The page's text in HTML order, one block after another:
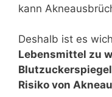
kann
Deshalb ist es
Lebensmittel zu
Risiko von